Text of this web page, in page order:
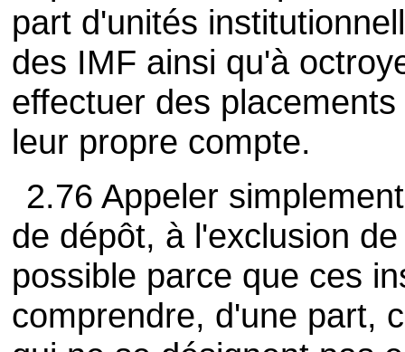
part d'unités
des IMF ainsi qu'à
effectuer des
leur propre compte.
2.76 Appeler
de dépôt, à l'exclusion
possible parce que ces
comprendre, d'une part,